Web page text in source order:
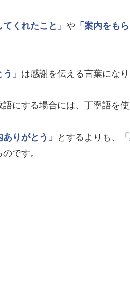
てくれたこと」 や 「案内をも
」 は感謝を伝える言葉になり
にする場合には、丁寧語を
ありがとう」 とするよりも、
です。